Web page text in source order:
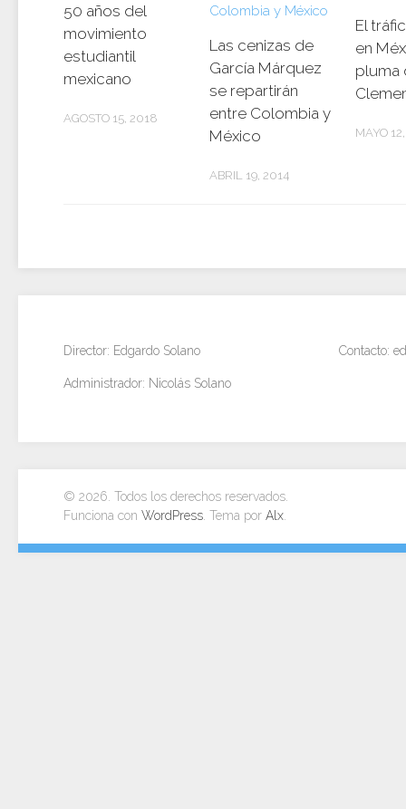
50 años del
movimiento
estudiantil
mexicano
AGOSTO 15, 2018
Las cenizas de
García Márquez
se repartirán
entre Colombia y
México
ABRIL 19, 2014
El
en
pluma
MAYO
Director: Edgardo Solano
Administrador: Nicolás Solano
Contacto:
© 2026. Todos los derechos reservados.
Funciona con WordPress . Tema por Alx